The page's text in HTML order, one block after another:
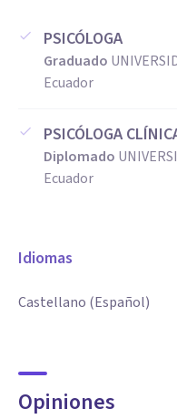
PSICÓLOGA
Graduado
Ecuador
PSICÓLOGA
Diplomado
Ecuador
Idiomas
Castellano (Español)
Opiniones